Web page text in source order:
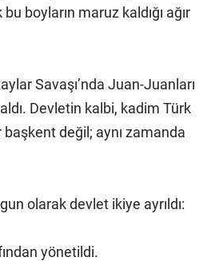
boyların maruz kaldığı ağır
Savaşı’nda Juan-Juanları
Devletin kalbi, kadim Türk
değil; aynı zamanda
olarak devlet ikiye ayrıldı:
yönetildi.